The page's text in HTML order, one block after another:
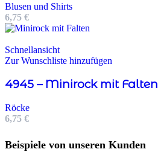
Blusen und Shirts
6,75 €
Schnellansicht
Zur Wunschliste hinzufügen
4945 – Minirock mit Falten
Röcke
6,75 €
Beispiele von unseren Kunden